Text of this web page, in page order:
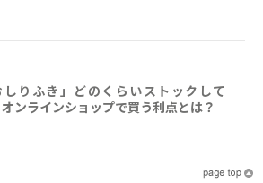
しりふき」どのくらいストックして
ンラインショップで買う利点とは？